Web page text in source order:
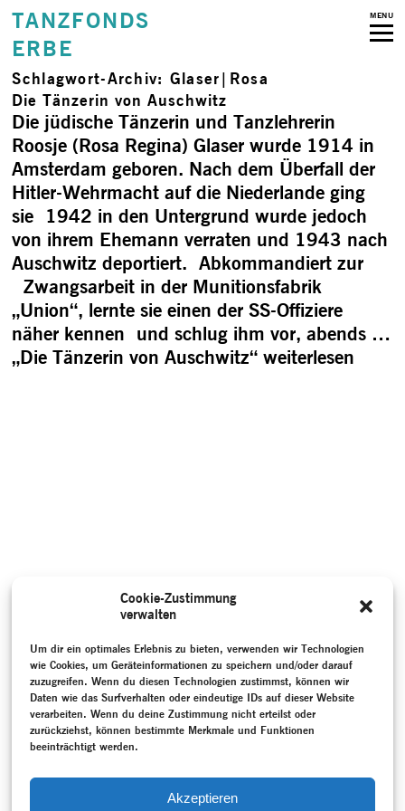
Cookie-Zustimmung
verwalten
Um dir ein optimales Erlebnis zu bieten, verwenden wir Technologien
wie Cookies, um Geräteinformationen zu speichern und/oder darauf
zuzugreifen. Wenn du diesen Technologien zustimmst, können wir
Daten wie das Surfverhalten oder eindeutige IDs auf dieser Website
verarbeiten. Wenn du deine Zustimmung nicht erteilst oder
zurückziehst, können bestimmte Merkmale und Funktionen
beeinträchtigt werden.
Akzeptieren
TANZFONDS
ERBE
MENU
Schlagwort-Archiv: Glaser|Rosa
Die Tänzerin von Auschwitz
Die jüdische Tänzerin und Tanzlehrerin
Roosje (Rosa Regina) Glaser wurde 1914 in
Amsterdam geboren. Nach dem Überfall der
Hitler-Wehrmacht auf die Niederlande ging
sie 1942 in den Untergrund wurde jedoch
von ihrem Ehemann verraten und 1943 nach
Auschwitz deportiert. Abkommandiert zur
Zwangsarbeit in der Munitionsfabrik
„Union“, lernte sie einen der SS-Offiziere
näher kennen und schlug ihm vor, abends …
„Die Tänzerin von Auschwitz“weiterlesen